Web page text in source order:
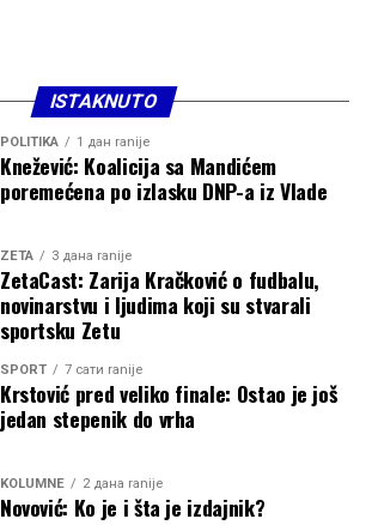
ISTAKNUTO
POLITIKA 1 дан ranije
Knežević: Koalicija sa Mandićem
poremećena po izlasku DNP-a iz Vlade
ZETA 3 дана ranije
ZetaCast: Zarija Kračković o fudbalu,
novinarstvu i ljudima koji su stvarali
sportsku Zetu
SPORT 7 сати ranije
Krstović pred veliko finale: Ostao je još
jedan stepenik do vrha
KOLUMNE 2 дана ranije
Novović: Ko je i šta je izdajnik?